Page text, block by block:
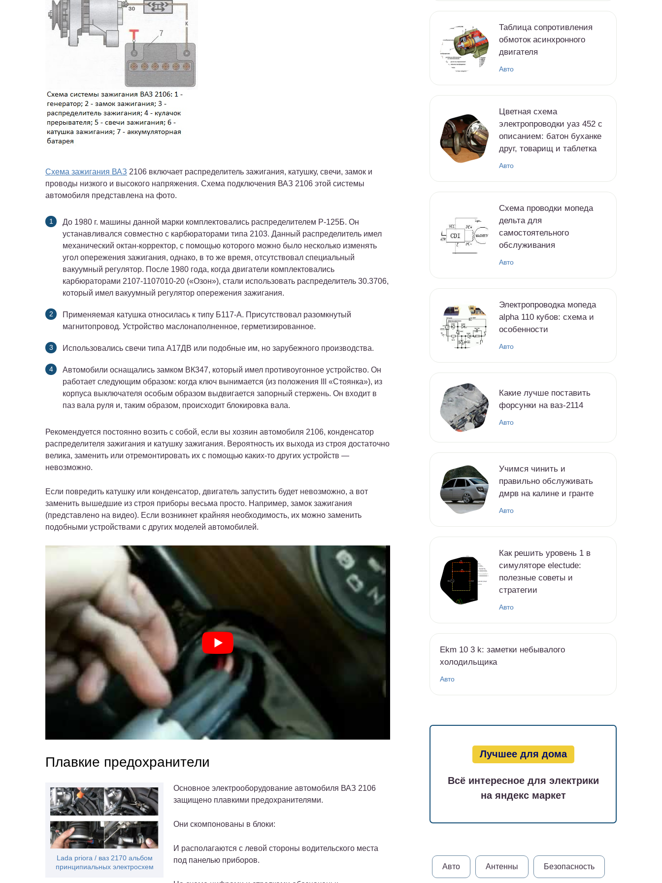
Схема зажигания ВАЗ 2106 включает распределитель зажигания, катушку, свечи, замок и
проводы низкого и высокого напряжения. Схема подключения ВАЗ 2106 этой системы
автомобиля представлена на фото.
До 1980 г. машины данной марки комплектовались распределителем Р-125Б. Он
устанавливался совместно с карбюраторами типа 2103. Данный распределитель имел
механический октан-корректор, с помощью которого можно было несколько изменять
угол опережения зажигания, однако, в то же время, отсутствовал специальный
вакуумный регулятор. После 1980 года, когда двигатели комплектовались
карбюраторами 2107-1107010-20 («Озон»), стали использовать распределитель 30.3706,
который имел вакуумный регулятор опережения зажигания.
Применяемая катушка относилась к типу Б117-А. Присутствовал разомкнутый
магнитопровод. Устройство маслонаполненное, герметизированное.
Использовались свечи типа А17ДВ или подобные им, но зарубежного производства.
Автомобили оснащались замком ВК347, который имел противоугонное устройство. Он
работает следующим образом: когда ключ вынимается (из положения III «Стоянка»), из
корпуса выключателя особым образом выдвигается запорный стержень. Он входит в
паз вала руля и, таким образом, происходит блокировка вала.
Рекомендуется постоянно возить с собой, если вы хозяин автомобиля 2106, конденсатор
распределителя зажигания и катушку зажигания. Вероятность их выхода из строя достаточно
велика, заменить или отремонтировать их с помощью каких-то других устройств —
невозможно.
Если повредить катушку или конденсатор, двигатель запустить будет невозможно, а вот
заменить вышедшие из строя приборы весьма просто. Например, замок зажигания
(представлено на видео). Если возникнет крайняя необходимость, их можно заменить
подобными устройствами с других моделей автомобилей.
Плавкие предохранители
Lada priora / ваз 2170 альбом
принципиальных электросхем
Основное электрооборудование автомобиля ВАЗ 2106
защищено плавкими предохранителями.
Они скомпонованы в блоки:
И располагаются с левой стороны водительского места
под панелью приборов.
Таблица сопротивления
обмоток асинхронного
двигателя
Авто
Цветная схема
электропроводки уаз 452 с
описанием: батон буханке
друг, товарищ и таблетка
Авто
Схема проводки мопеда
дельта для
самостоятельного
обслуживания
Авто
Электропроводка мопеда
alpha 110 кубов: схема и
особенности
Авто
Какие лучше поставить
форсунки на ваз-2114
Авто
Учимся чинить и
правильно обслуживать
дмрв на калине и гранте
Авто
Как решить уровень 1 в
симуляторе electude:
полезные советы и
стратегии
Авто
Ekm 10 3 k: заметки небывалого
холодильщика
Авто
Лучшее для дома
Всё интересное для электрики
на яндекс маркет
Авто Антенны Безопасность